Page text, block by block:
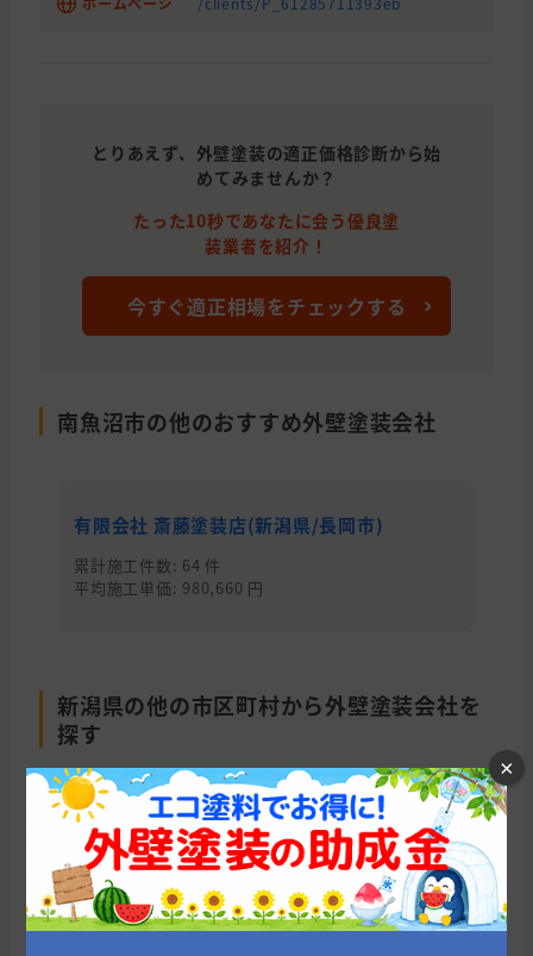
とりあえず、外壁塗装の適正価格診断から始
めてみませんか？
たった10秒であなたに会う優良塗
装業者を紹介！
今すぐ適正相場をチェックする
南魚沼市の他のおすすめ外壁塗装会社
有限会社 斎藤塗装店(新潟県/長岡市)
累計施工件数: 64 件
平均施工単価: 980,660 円
新潟県の他の市区町村から外壁塗装会社を
探す
新潟市 長岡市 上越市 加茂市 三条市 燕市 新発田市
五泉市
魚沼市 柏崎市 阿賀野市 南魚沼市 三島郡
妙高市
見附市 糸魚川市 小千谷市 十日町市 胎内市
北蒲原郡 西蒲原郡 南蒲原郡 南魚沼郡 中魚沼郡
刈羽郡
×